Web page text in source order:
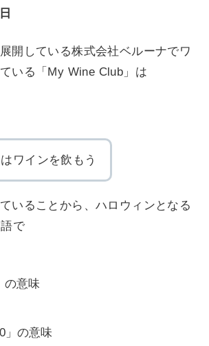
開している株式会社ベルーナでワ
いる「My Wine Club」は
ワインを飲もう
いることから、ハロウィンとなる
で
の意味
」の意味